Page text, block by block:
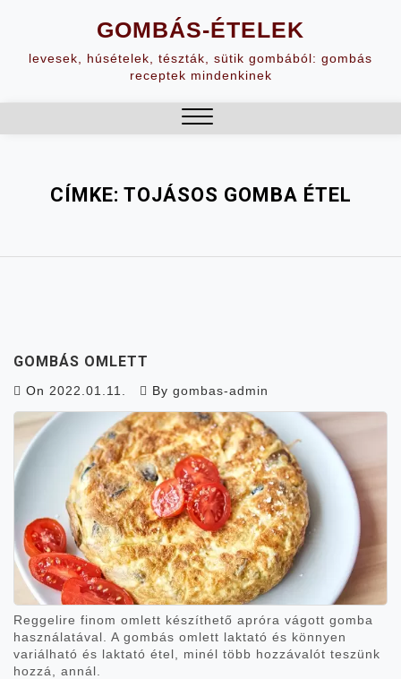
content
GOMBÁS-ÉTELEK
levesek, húsételek, tészták, sütik gombából: gombás
receptek mindenkinek
CÍMKE: TOJÁSOS GOMBA ÉTEL
GOMBÁS OMLETT
On 2022.01.11. By gombas-admin
Reggelire finom omlett készíthető apróra vágott gomba
használatával. A gombás omlett laktató és könnyen
variálható és laktató étel, minél több hozzávalót teszünk
hozzá, annál.